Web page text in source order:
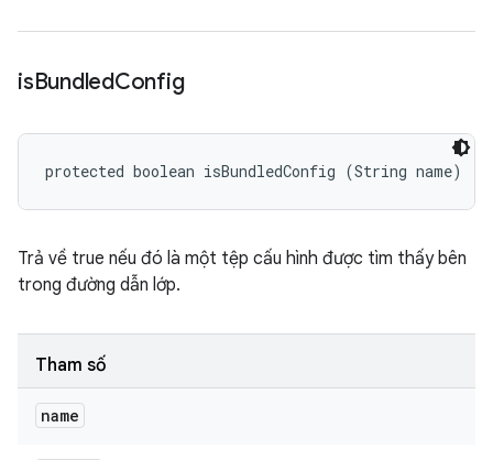
isBundledConfig
protected boolean isBundledConfig (String name)
Trả về true nếu đó là một tệp cấu hình được tìm thấy bên
trong đường dẫn lớp.
Tham số
name